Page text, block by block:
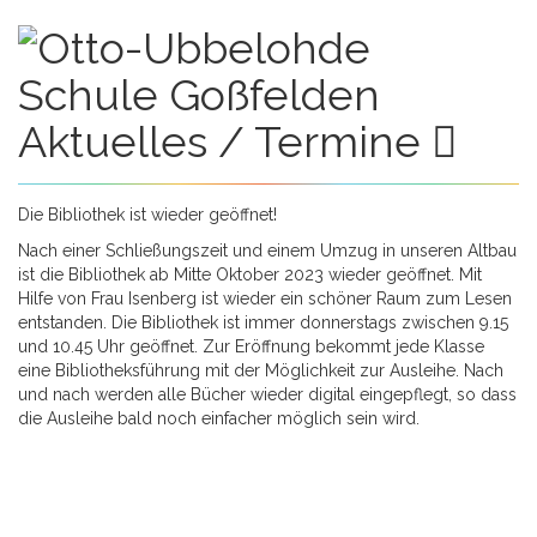
Aktuelles / Termine
Die Bibliothek ist wieder geöffnet!
Nach einer Schließungszeit und einem Umzug in unseren Altbau
ist die Bibliothek ab Mitte Oktober 2023 wieder geöffnet. Mit
Hilfe von Frau Isenberg ist wieder ein schöner Raum zum Lesen
entstanden. Die Bibliothek ist immer donnerstags zwischen 9.15
und 10.45 Uhr geöffnet. Zur Eröffnung bekommt jede Klasse
eine Bibliotheksführung mit der Möglichkeit zur Ausleihe. Nach
und nach werden alle Bücher wieder digital eingepflegt, so dass
die Ausleihe bald noch einfacher möglich sein wird.
0:00
1:00
2:00